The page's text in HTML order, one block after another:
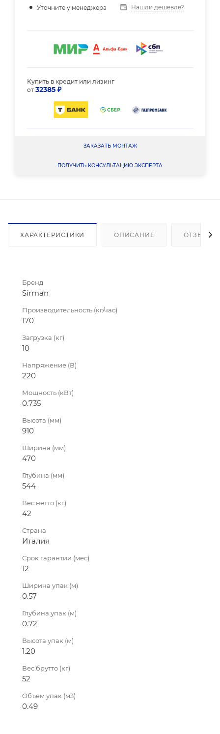
Уточните у менеджера Нашли дешевле?
Купить в кредит или лизинг
от 32385 ₽
ЗАКАЗАТЬ МОНТАЖ
ПОЛУЧИТЬ КОНСУЛЬТАЦИЮ ЭКСПЕРТА
ХАРАКТЕРИСТИКИ ОПИСАНИЕ ОТЗЫВЫ
Бренд
Sirman
Производительность (кг/час)
170
Загрузка (кг)
10
Напряжение (В)
220
Мощность (кВт)
0.735
Высота (мм)
910
Ширина (мм)
470
Глубина (мм)
544
Вес нетто (кг)
42
Страна
Италия
Срок гарантии (мес)
12
Ширина упак (м)
0.57
Глубина упак (м)
0.72
Высота упак (м)
1.20
Вес брутто (кг)
52
Объем упак (м3)
0.49